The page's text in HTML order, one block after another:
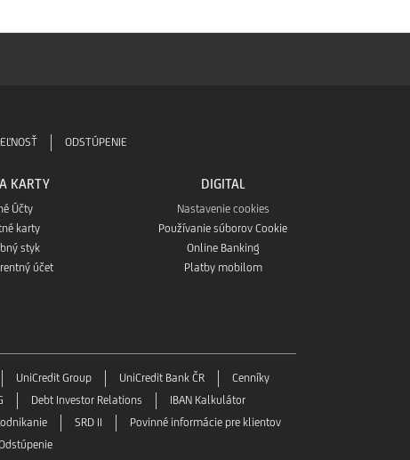
ODSTÚPENIE
KARTY
Účty
karty
styk
účet
DIGITAL
Nastavenie cookies
Používanie súborov Cookie
Online Banking
Platby mobilom
UniCredit Group UniCredit Bank ČR
Cenníky
Debt Investor Relations
IBAN Kalkulátor
SRD II
Povinné informácie pre klientov